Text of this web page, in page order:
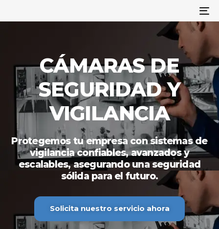
CÁMARAS DE
SEGURIDAD Y
VIGILANCIA
Protegemos tu empresa con sistemas de
vigilancia confiables, avanzados y
escalables, asegurando una seguridad
sólida para el futuro.
Solicita nuestro servicio ahora